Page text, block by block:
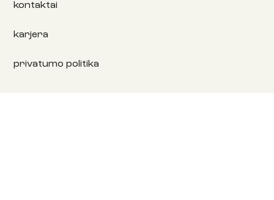
kontaktai
karjera
privatumo politika